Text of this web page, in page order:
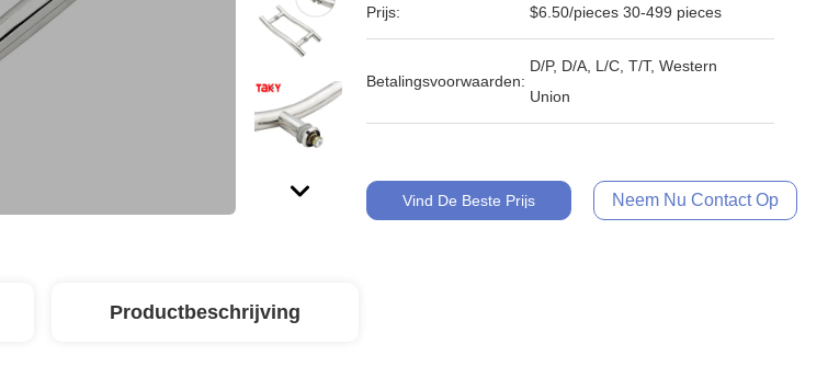
Prijs: $6.50/pieces 30-499 pieces
Betalingsvoorwaarden:
D/P, D/A, L/C, T/T, Western
Union
Vind De Beste Prijs Neem Nu Contact Op
Productbeschrijving